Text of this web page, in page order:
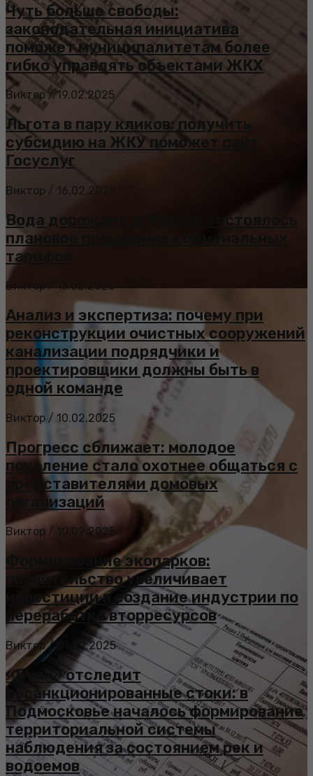
Чуть больше свободы:
законодательная инициатива
поможет муниципалитетам более
гибко управлять объектами ЖКХ
Виктор / 19.02.2025
Льгота в пару кликов: получить
субсидию на ЖКУ поможет сайт
Госуслуг
Виктор / 16.02.2025
Вода дорожает: в России состоялось
плановое повышение коммунальных
тарифов
Виктор / 13.02.2025
Анализ и экспертиза: почему при
реконструкции очистных сооружений
канализации подрядчики и
проектировщики должны быть в
одной команде
Виктор / 10.02.2025
Прогресс сближает: молодое
поколение стало охотнее общаться с
представителями домовых
организаций
Виктор / 10.02.2025
Формирование экопарков:
правительство увеличивает
инвестиции в создание индустрии по
переработке вторресурсов
Виктор / 07.02.2025
«Буян» отследит
несанкционированные стоки: в
Подмосковье началось формирование
территориальной системы
наблюдения за состоянием рек и
водоемов